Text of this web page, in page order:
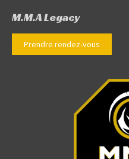
M.M.A Legacy
Prendre rendez-vous